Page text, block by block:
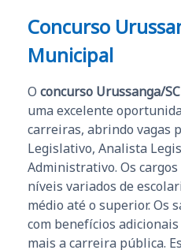
Concurso
Municipal
O concurso Urussanga/
uma excelente
carreiras, abrindo vagas
Legislativo, Analista
Administrativo. Os
níveis variados de
médio até o superior. Os
com benefícios
mais a carreira pública.